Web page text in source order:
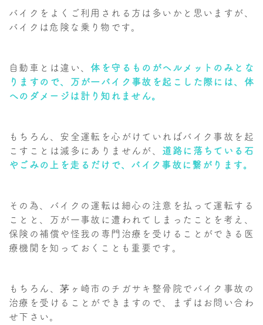
バイクをよくご利用される方は多いかと思いますが、
バイクは危険な乗り物です。
自動車とは違い、 体を守るものがヘルメットのみとな
りますので、万が一バイク事故を起こした際には、体
へのダメージは計り知れません。
もちろん、安全運転を心がけていればバイク事故を起
こすことは滅多にありませんが、 道路に落ちている石
やごみの上を走るだけで、バイク事故に繋がります。
その為、バイクの運転は細心の注意を払って運転する
ことと、万が一事故に遭われてしまったことを考え、
保険の補償や怪我の専門治療を受けることができる医
療機関を知っておくことも重要です。
もちろん、茅ヶ崎市のチガサキ整骨院でバイク事故の
治療を受けることができますので、まずはお問い合わ
せ下さい。